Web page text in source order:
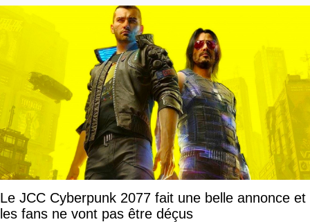
Le JCC Cyberpunk 2077 fait une belle annonce et
les fans ne vont pas être déçus